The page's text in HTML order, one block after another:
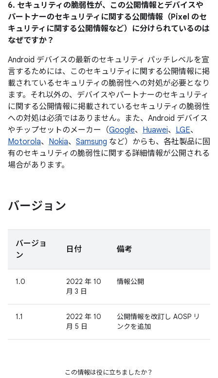
6. セキュリティの脆弱性が、この公開情報とデバイスや
パートナーのセキュリティに関する公開情報（Pixel のセ
キュリティに関する公開情報など）に分けられているのは
なぜですか？
Android デバイスの最新のセキュリティ パッチレベルを宣
言するためには、このセキュリティに関する公開情報に掲
載されているセキュリティの脆弱性への対処が必要となり
ます。それ以外の、デバイスやパートナーのセキュリティ
に関する公開情報に掲載されているセキュリティの脆弱性
への対処は必須ではありません。また、Android デバイス
やチップセットのメーカー（Google、 Huawei、 LGE、
Motorola、 Nokia、 Samsung など）からも、各社製品に固
有のセキュリティの脆弱性に関する詳細情報が公開される
場合があります。
バージョン
バージョ
ン
日付 備考
1.0
2022 年 10
月 3 日
情報公開
1.1
2022 年 10
月 5 日
公開情報を改訂し AOSP リ
ンクを追加
この情報は役に立ちましたか？